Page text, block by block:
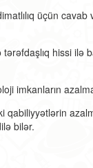
üçün
hissi ilə
imkanların
bilər.